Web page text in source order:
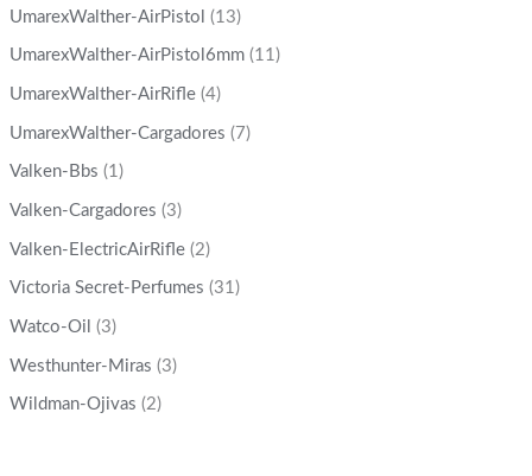
UmarexWalther-AirPistol (13)
UmarexWalther-AirPistol6mm (11)
UmarexWalther-AirRifle (4)
UmarexWalther-Cargadores (7)
Valken-Bbs (1)
Valken-Cargadores (3)
Valken-ElectricAirRifle (2)
Victoria Secret-Perfumes (31)
Watco-Oil (3)
Westhunter-Miras (3)
Wildman-Ojivas (2)